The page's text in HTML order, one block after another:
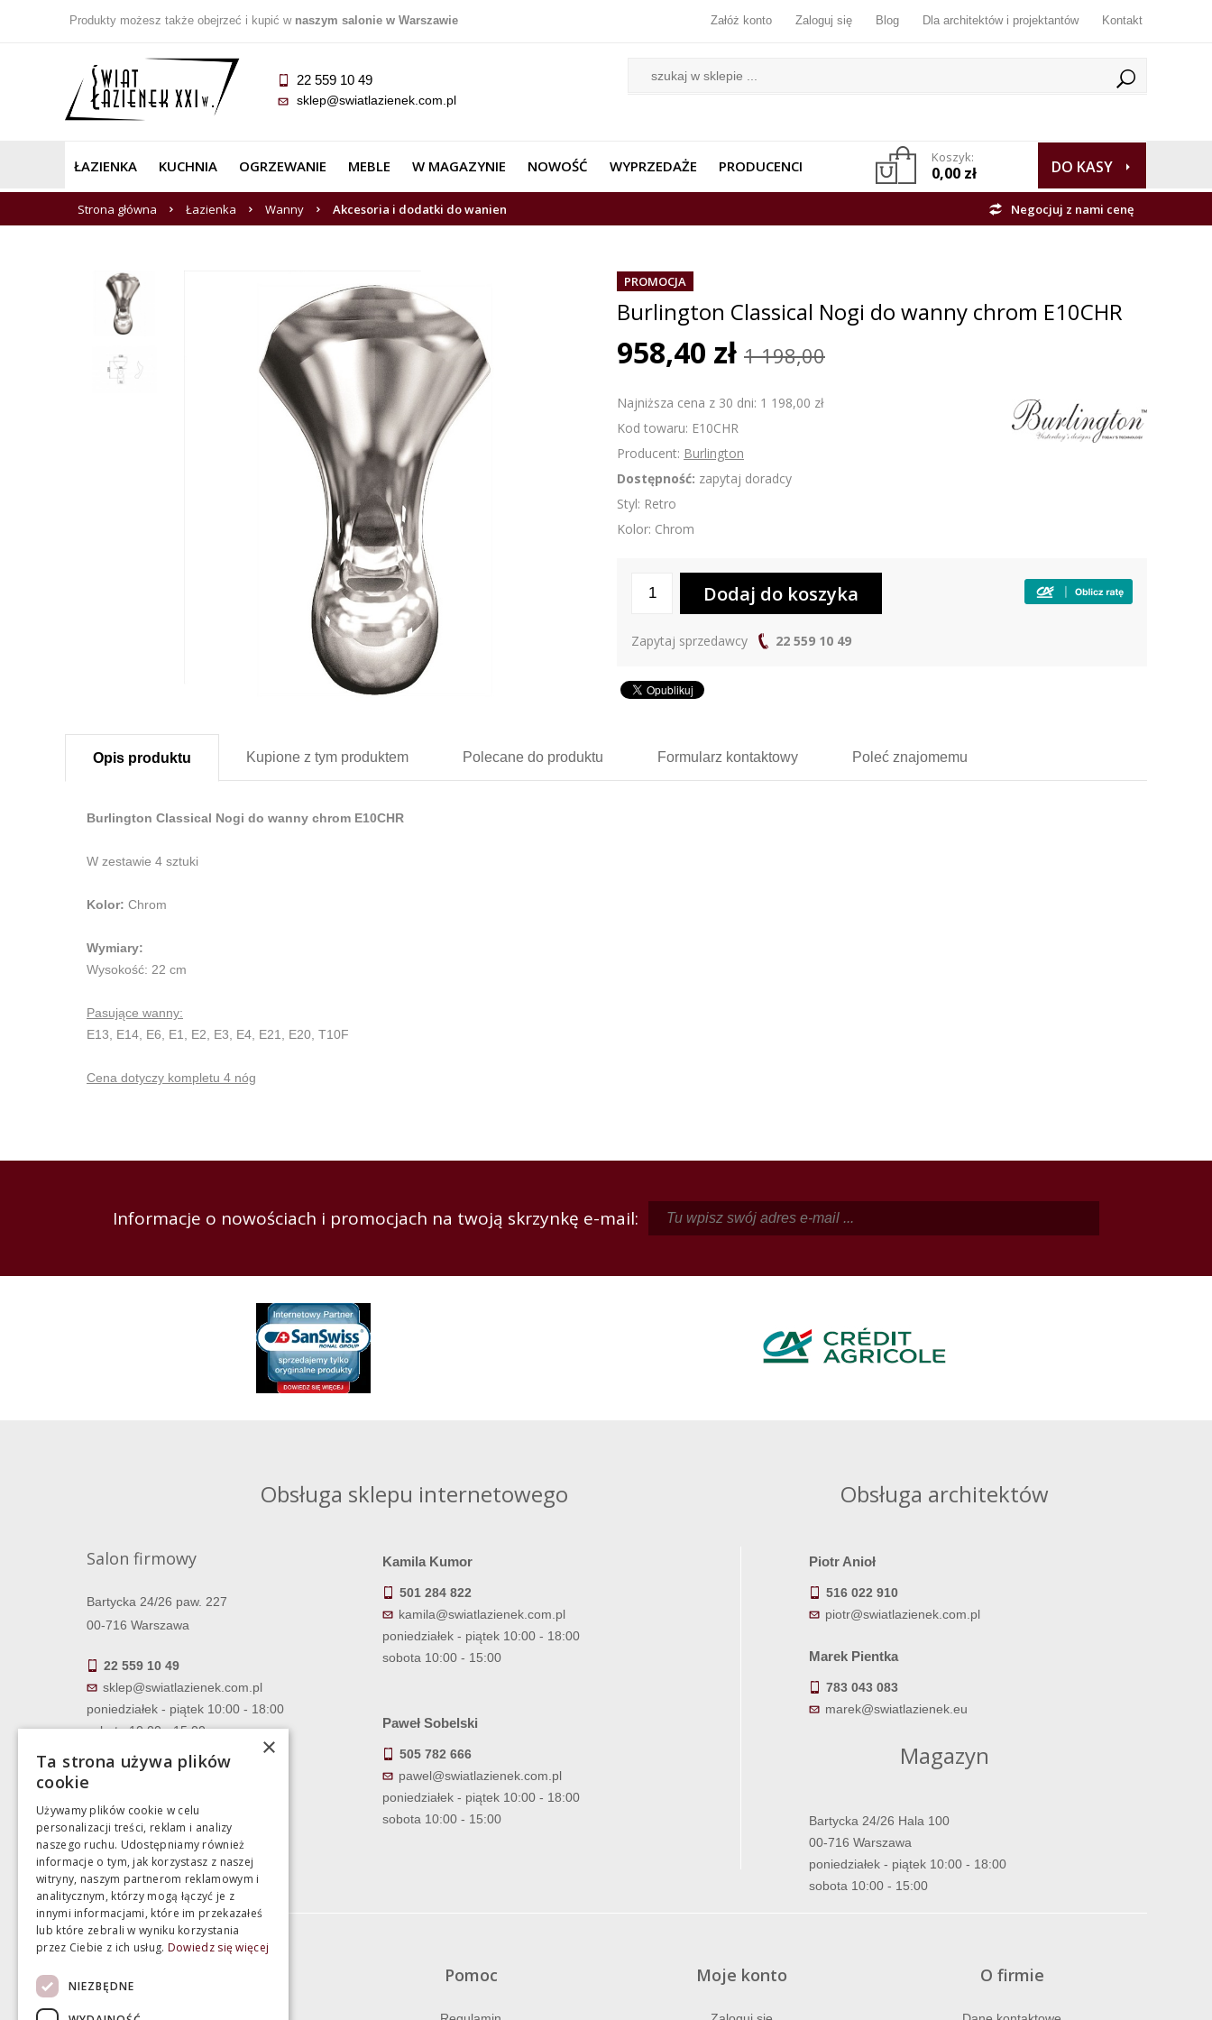
Produkty możesz także obejrzeć i kupić w naszym salonie w Warszawie Załóż konto Zaloguj się Blog Dla architektów i projektantów Kontakt
22 559 10 49
sklep@swiatlazienek.com.pl
ŁAZIENKA KUCHNIA OGRZEWANIE MEBLE W MAGAZYNIE NOWOŚĆ WYPRZEDAŻE PRODUCENCI Koszyk:
0,00 zł DO KASY
Strona główna Łazienka Wanny Akcesoria i dodatki do wanien Negocjuj z nami cenę
PROMOCJA
Burlington Classical Nogi do wanny chrom E10CHR
958,40 zł 1 198,00
Najniższa cena z 30 dni: 1 198,00 zł
Kod towaru: E10CHR
Producent: Burlington
Dostępność: zapytaj doradcy
Styl: Retro
Kolor: Chrom
Zapytaj sprzedawcy 22 559 10 49
Opis produktu Kupione z tym produktem Polecane do produktu Formularz kontaktowy Poleć znajomemu
Burlington Classical Nogi do wanny chrom E10CHR
W zestawie 4 sztuki
Kolor: Chrom
Wymiary:
Wysokość: 22 cm
Pasujące wanny:
E13, E14, E6, E1, E2, E3, E4, E21, E20, T10F
Cena dotyczy kompletu 4 nóg
Informacje o nowościach i promocjach na twoją skrzynkę e-mail:
Obsługa sklepu internetowego
Salon firmowy
Bartycka 24/26 paw. 227
00-716 Warszawa
22 559 10 49
sklep@swiatlazienek.com.pl
poniedziałek - piątek 10:00 - 18:00
sobota 10:00 - 15:00
Kamila Kumor
501 284 822
kamila@swiatlazienek.com.pl
poniedziałek - piątek 10:00 - 18:00
sobota 10:00 - 15:00
Paweł Sobelski
505 782 666
pawel@swiatlazienek.com.pl
poniedziałek - piątek 10:00 - 18:00
sobota 10:00 - 15:00
Obsługa architektów
Piotr Anioł
516 022 910
piotr@swiatlazienek.com.pl
Marek Pientka
783 043 083
marek@swiatlazienek.eu
Magazyn
Bartycka 24/26 Hala 100
00-716 Warszawa
poniedziałek - piątek 10:00 - 18:00
sobota 10:00 - 15:00
Pomoc Moje konto O firmie
×
Ta strona używa plików
cookie
Używamy plików cookie w celu
personalizacji treści, reklam i analizy
naszego ruchu. Udostępniamy również
informacje o tym, jak korzystasz z naszej
witryny, naszym partnerom reklamowym i
analitycznym, którzy mogą łączyć je z
innymi informacjami, które im przekazałeś
lub które zebrali w wyniku korzystania
przez Ciebie z ich usług. Dowiedz się więcej
NIEZBĘDNE